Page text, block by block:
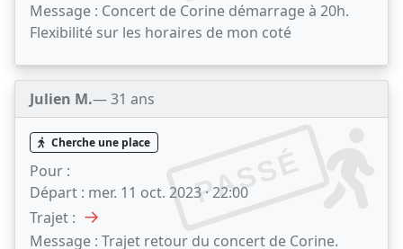
Message : Concert de Corine démarrage à 20h.
Flexibilité sur les horaires de mon coté
Julien M.— 31 ans
PASSÉ
Cherche une place
Pour :
Départ : mer. 11 oct. 2023 · 22:00
Trajet : →
Message : Trajet retour du concert de Corine.